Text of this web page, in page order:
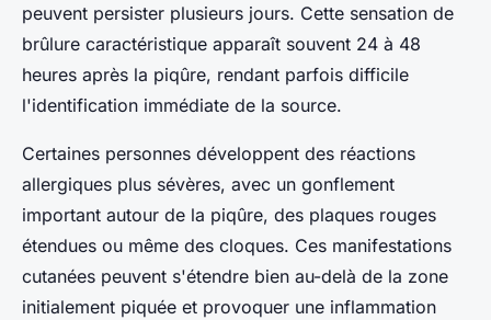
peuvent persister plusieurs jours. Cette sensation de
brûlure caractéristique apparaît souvent 24 à 48
heures après la piqûre, rendant parfois difficile
l'identification immédiate de la source.
Certaines personnes développent des réactions
allergiques plus sévères, avec un gonflement
important autour de la piqûre, des plaques rouges
étendues ou même des cloques. Ces manifestations
cutanées peuvent s'étendre bien au-delà de la zone
initialement piquée et provoquer une inflammation